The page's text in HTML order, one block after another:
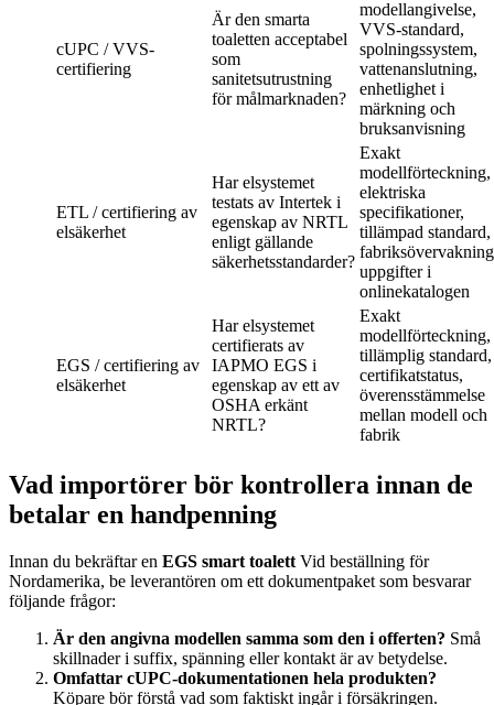
cUPC / VVS-
certifiering
Är den smarta
toaletten acceptabel
som
sanitetsutrustning
för målmarknaden?
modellangivelse,
VVS-standard,
spolningssystem,
vattenanslutning,
enhetlighet i
märkning och
bruksanvisning
ETL / certifiering av
elsäkerhet
Har elsystemet
testats av Intertek i
egenskap av NRTL
enligt gällande
säkerhetsstandarder?
Exakt
modellförteckning,
elektriska
specifikationer,
tillämpad standard,
uppgifter i
onlinekatalogen
EGS / certifiering av
elsäkerhet
Har elsystemet
certifierats av
IAPMO EGS i
egenskap av ett av
OSHA erkänt
NRTL?
Exakt
modellförteckning,
tillämplig standard,
certifikatstatus,
överensstämmelse
mellan modell och
fabrik
Vad importörer bör kontrollera innan de
betalar en handpenning
Innan du bekräftar en EGS smart toalett Vid beställning för
Nordamerika, be leverantören om ett dokumentpaket som besvarar
följande frågor:
Är den angivna modellen samma som den i offerten? Små
skillnader i suffix, spänning eller kontakt är av betydelse.
Omfattar cUPC-dokumentationen hela produkten?
Köpare bör förstå vad som faktiskt ingår i försäkringen.